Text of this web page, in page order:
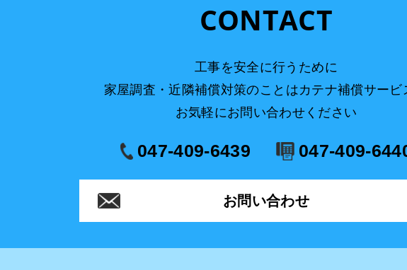
CONTACT
工事を安全に行うために
家屋調査・近隣補償対策のことはカテナ補償サービ
お気軽にお問い合わせください
047-409-6439 047-409-
お問い合わせ